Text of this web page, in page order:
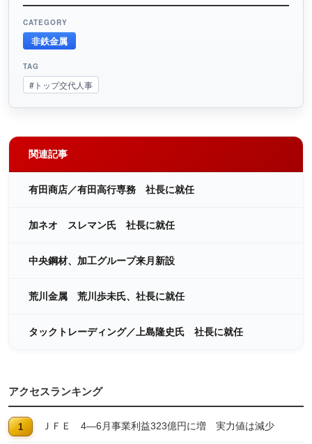
CATEGORY
非鉄金属
TAG
#トップ交代人事
関連記事
有田商店／有田高行専務 社長に就任
加ネオ スレマン氏 社長に就任
中央鋼材、加工グループ来月新設
荒川金属 荒川歩未氏、社長に就任
タックトレーディング／上島隆史氏 社長に就任
アクセスランキング
ＪＦＥ 4―6月事業利益323億円に増 実力値は減少